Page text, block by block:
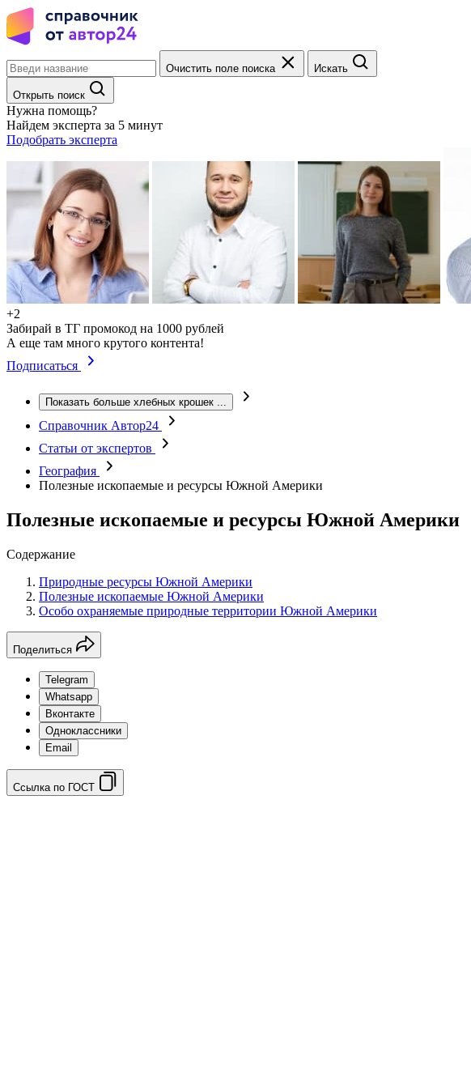
Очистить поле поиска Искать
Открыть поиск
Нужна помощь?
Найдем эксперта за 5 минут
Подобрать эксперта
+2
Забирай в ТГ промокод на 1000 рублей
А еще там много крутого контента!
Подписаться
Показать больше хлебных крошек ...
Справочник Автор24
Статьи от экспертов
География
Полезные ископаемые и ресурсы Южной Америки
Полезные ископаемые и ресурсы Южной Америки
Содержание
Природные ресурсы Южной Америки
Полезные ископаемые Южной Америки
Особо охраняемые природные территории Южной Америки
Поделиться
Telegram
Whatsapp
Вконтакте
Одноклассники
Email
Ссылка по ГОСТ